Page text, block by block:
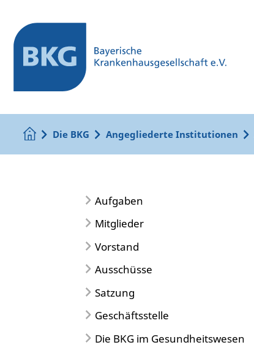
Die BKG Angegliederte Institutionen
Aufgaben
Mitglieder
Vorstand
Ausschüsse
Satzung
Geschäftsstelle
Die BKG im Gesundheitswesen